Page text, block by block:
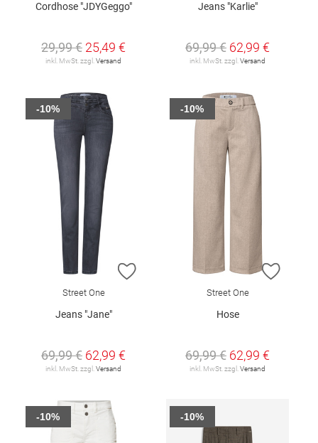
Cordhose "JDYGeggo"
29,99 € 25,49 €
inkl. MwSt. zzgl.Versand
Jeans "Karlie"
69,99 € 62,99 €
inkl. MwSt. zzgl.Versand
ZUR WUNSCHLISTE HINZUFÜGEN
Street One
Jeans "Jane"
69,99 € 62,99 €
inkl. MwSt. zzgl.Versand
-10%
ZUR
Street One
Hose
69,99 € 62,99 €
inkl. MwSt. zzgl.Versand
-10%
-10% -10%